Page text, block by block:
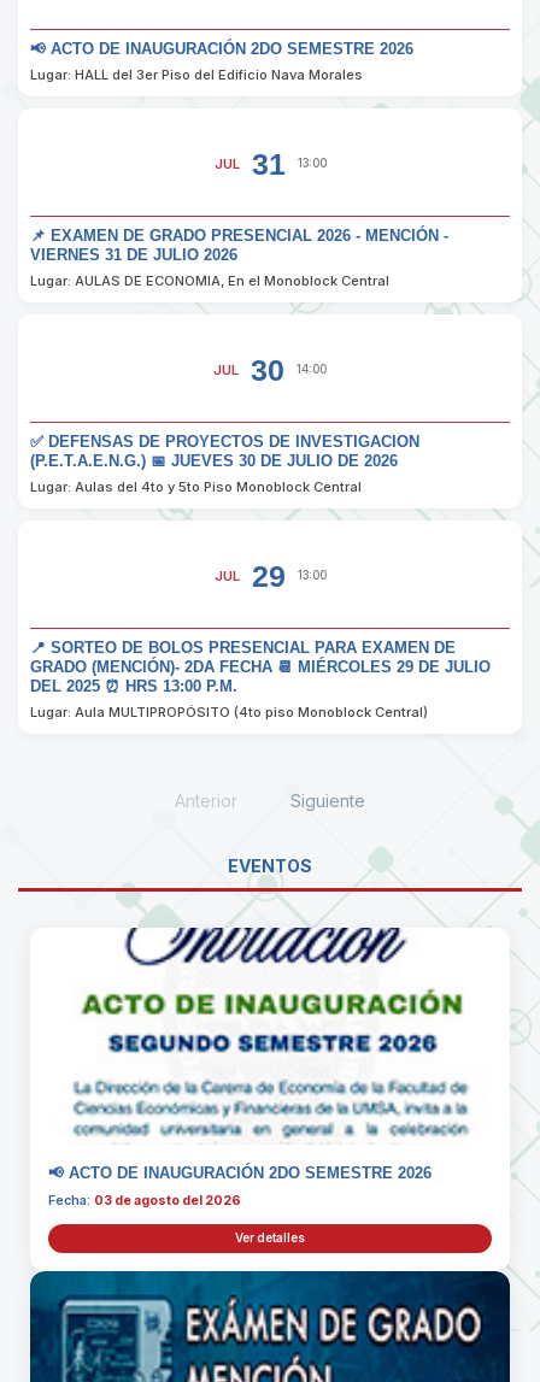
📢 ACTO DE INAUGURACIÓN 2DO SEMESTRE 2026
Lugar: HALL del 3er Piso del Edificio Nava Morales
JUL 31 13:00
📌 EXAMEN DE GRADO PRESENCIAL 2026 - MENCIÓN -
VIERNES 31 DE JULIO 2026
Lugar: AULAS DE ECONOMIA, En el Monoblock Central
JUL 30 14:00
✅ DEFENSAS DE PROYECTOS DE INVESTIGACION
(P.E.T.A.E.N.G.) 📅 JUEVES 30 DE JULIO DE 2026
Lugar: Aulas del 4to y 5to Piso Monoblock Central
JUL 29 13:00
📍 SORTEO DE BOLOS PRESENCIAL PARA EXAMEN DE
GRADO (MENCIÓN)- 2DA FECHA 📆 MIÉRCOLES 29 DE JULIO
DEL 2025 ⏰ HRS 13:00 P.M.
Lugar: Aula MULTIPROPÓSITO (4to piso Monoblock Central)
Anterior Siguiente
EVENTOS
📢 ACTO DE INAUGURACIÓN 2DO SEMESTRE 2026
Fecha: 03 de agosto del 2026
Ver detalles